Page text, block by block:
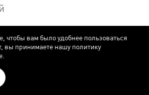
чтобы вам было удобнее пользоваться
вы принимаете нашу политику